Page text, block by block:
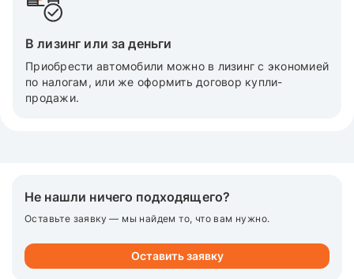
В лизинг или за деньги
Приобрести автомобили можно в лизинг с экономией
по налогам, или же оформить договор купли-
продажи.
Не нашли ничего подходящего?
Оставьте заявку — мы найдем то, что вам нужно.
Оставить заявку